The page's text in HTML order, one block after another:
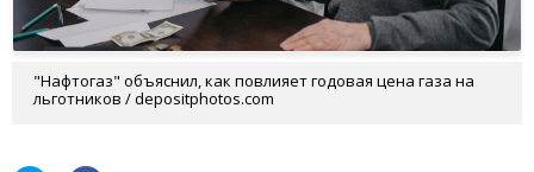
"Нафтогаз" объяснил, как повлияет годовая цена газа на
льготников / depositphotos.com